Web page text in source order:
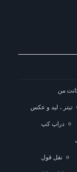
من
تیتر ، لید و عکس
دراپ کپ
نقل قول